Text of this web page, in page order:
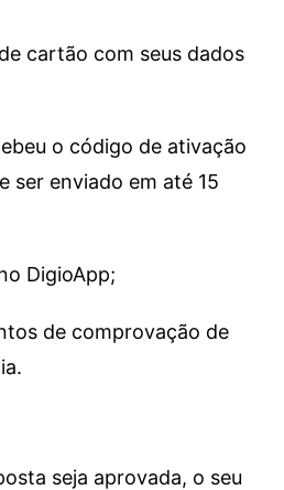
cartão com seus dados
o código de ativação
ser enviado em até 15
DigioApp;
de comprovação de
seja aprovada, o seu